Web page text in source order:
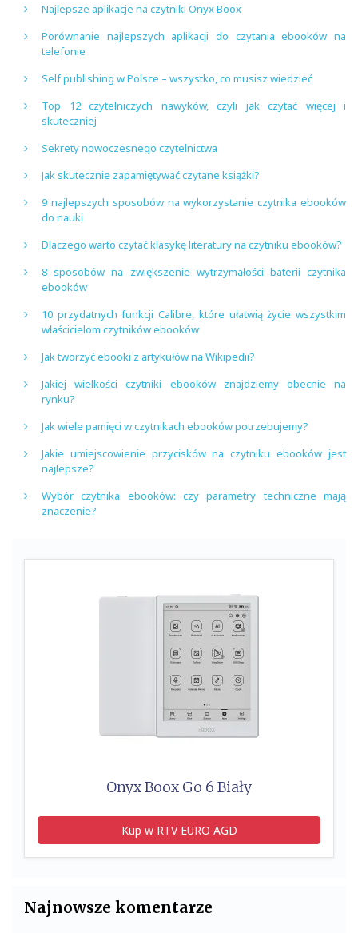
Najlepsze aplikacje na czytniki Onyx Boox
Porównanie najlepszych aplikacji do czytania ebooków na
telefonie
Self publishing w Polsce – wszystko, co musisz wiedzieć
Top 12 czytelniczych nawyków, czyli jak czytać więcej i
skuteczniej
Sekrety nowoczesnego czytelnictwa
Jak skutecznie zapamiętywać czytane książki?
9 najlepszych sposobów na wykorzystanie czytnika ebooków
do nauki
Dlaczego warto czytać klasykę literatury na czytniku ebooków?
8 sposobów na zwiększenie wytrzymałości baterii czytnika
ebooków
10 przydatnych funkcji Calibre, które ułatwią życie wszystkim
właścicielom czytników ebooków
Jak tworzyć ebooki z artykułów na Wikipedii?
Jakiej wielkości czytniki ebooków znajdziemy obecnie na
rynku?
Jak wiele pamięci w czytnikach ebooków potrzebujemy?
Jakie umiejscowienie przycisków na czytniku ebooków jest
najlepsze?
Wybór czytnika ebooków: czy parametry techniczne mają
znaczenie?
Onyx Boox Go 6 Biały
Kup w RTV EURO AGD
Najnowsze komentarze